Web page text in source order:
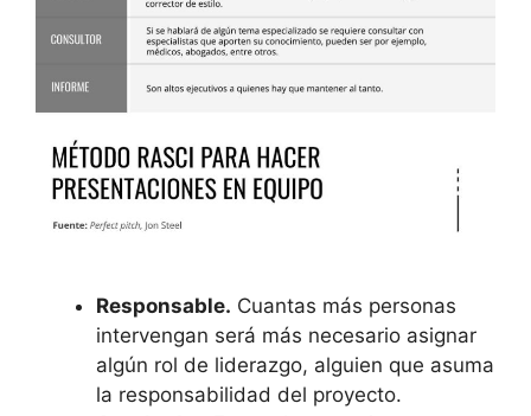
Responsable. Cuantas más personas
intervengan será más necesario asignar
algún rol de liderazgo, alguien que asuma
la responsabilidad del proyecto.